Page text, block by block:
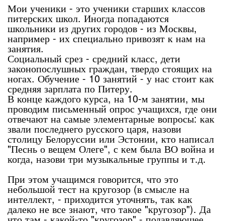
Мои ученики - это ученики старших классов
питерских школ. Иногда попадаются
школьники из других городов - из Москвы,
например - их специально привозят к нам на
занятия.
Социальный срез - средний класс, дети
законопослушных граждан, твердо стоящих на
ногах. Обучение - 10 занятий - у нас стоит как
средняя зарплата по Питеру.
В конце каждого курса, на 10-м занятии, мы
проводим письменный опрос учащихся, где они
отвечают на самые элементарные вопросы: как
звали последнего русского царя, назови
столицу Белоруссии или Эстонии, кто написал
"Песнь о вещем Олеге", с кем была ВО война и
когда, назови три музыкальные группы и т.д.
При этом учащимся говорится, что это
небольшой тест на кругозор (в смысле на
интеллект, - приходится уточнять, так как
далеко не все знают, что такое "кругозор"). Да